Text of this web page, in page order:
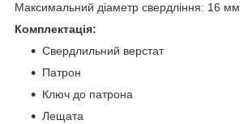
Максимальний діаметр свердління: 16 мм
Комплектація:
Свердлильний верстат
Патрон
Ключ до патрона
Лещата